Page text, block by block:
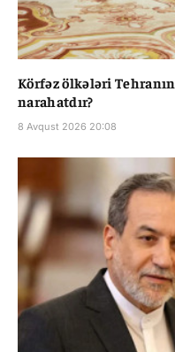
Körfəz ölkələri
narahatdır?
8 Avqust 2026 20:08